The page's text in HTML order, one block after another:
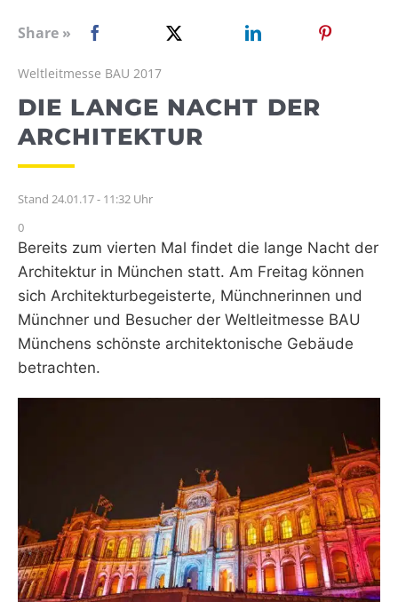
WEBRADIO
Share »
Weltleitmesse BAU 2017
DIE LANGE NACHT DER
ARCHITEKTUR
Stand 24.01.17 - 11:32 Uhr
0
Bereits zum vierten Mal findet die lange Nacht der
Architektur in München statt. Am Freitag können
sich Architekturbegeisterte, Münchnerinnen und
Münchner und Besucher der Weltleitmesse BAU
Münchens schönste architektonische Gebäude
betrachten.